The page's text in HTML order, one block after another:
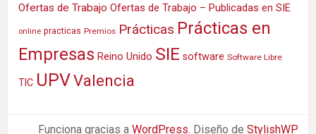
Ofertas de Trabajo Ofertas de Trabajo – Publicadas en SIE
online practicas Premios Prácticas Prácticas en
Empresas Reino Unido SIE software Software Libre
TIC UPVValencia
Funciona gracias a WordPress. Diseño de StylishWP